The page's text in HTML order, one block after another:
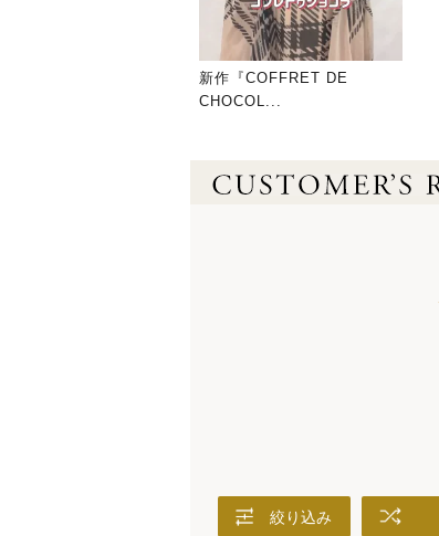
新作『COFFRET DE
CHOCOL...
絞り込み